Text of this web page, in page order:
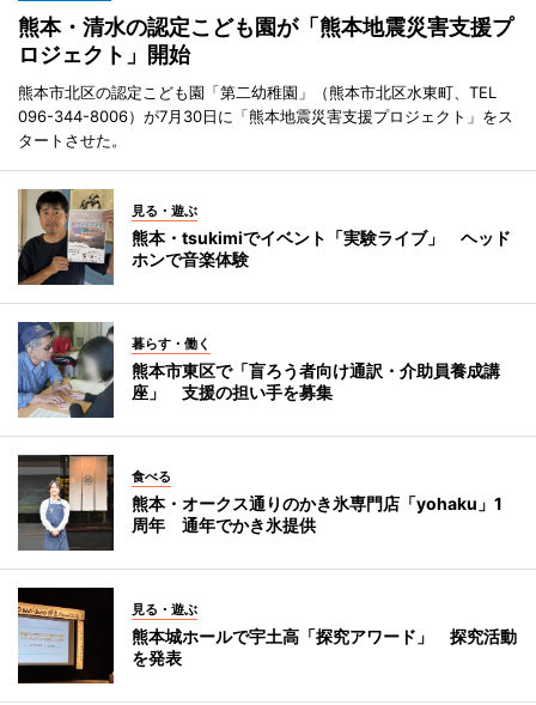
熊本・清水の認定こども園が「熊本地震災害支援プ
ロジェクト」開始
熊本市北区の認定こども園「第二幼稚園」（熊本市北区水東町、TEL
096-344-8006）が7月30日に「熊本地震災害支援プロジェクト」をス
タートさせた。
見る・遊ぶ
熊本・tsukimiでイベント「実験ライブ」 ヘッド
ホンで音楽体験
暮らす・働く
熊本市東区で「盲ろう者向け通訳・介助員養成講
座」 支援の担い手を募集
食べる
熊本・オークス通りのかき氷専門店「yohaku」1
周年 通年でかき氷提供
見る・遊ぶ
熊本城ホールで宇土高「探究アワード」 探究活動
を発表